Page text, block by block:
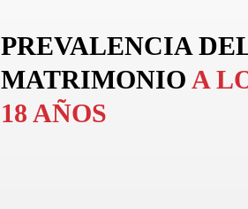
PREVALENCIA
MATRIMONIO A
18 AÑOS